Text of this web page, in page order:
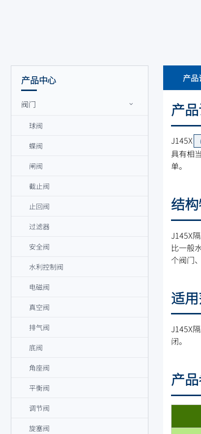
产品中心
阀门
球阀
蝶阀
闸阀
截止阀
止回阀
过滤器
安全阀
水利控制阀
电磁阀
真空阀
排气阀
底阀
角座阀
平衡阀
调节阀
旋塞阀
产
产
J145X
具有相
单。
结
J145X
比一般
个阀门
适
J145X
闭。
产